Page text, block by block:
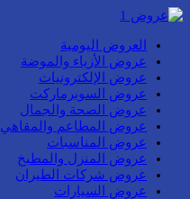
العروض اليومية
عروض الأزياء والموضة
عروض الإلكترونيات
عروض السوبرماركت
عروض الصحة والجمال
عروض المطاعم والمقاهي
عروض المناسبات
عروض المنزل والمطبخ
عروض شركات الطيران
عروض السيارات